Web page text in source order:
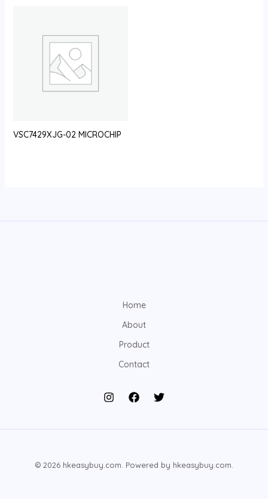
VSC7429XJG-02 MICROCHIP
Home
About
Product
Contact
© 2026 hkeasybuy.com. Powered by hkeasybuy.com.